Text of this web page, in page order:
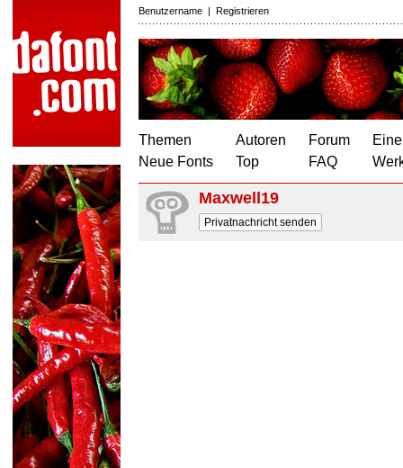
Benutzername | Registrieren
Themen
Neue Fonts
Autoren
Top
Forum
FAQ
Maxwell19
Privatnachricht senden